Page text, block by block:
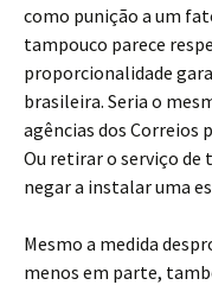
como punição a um
tampouco parece
proporcionalidade
brasileira. Seria o
agências dos Correios
Ou retirar o serviço de
negar a instalar uma
Mesmo a medida
menos em parte,